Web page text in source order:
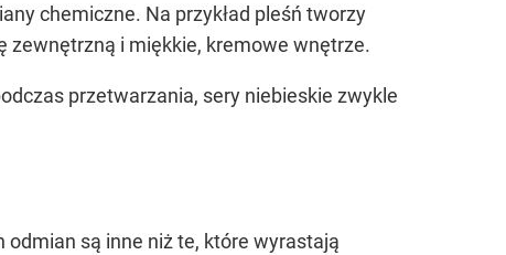
chemiczne. Na przykład pleśń tworzy
zewnętrzną i miękkie, kremowe wnętrze.
przetwarzania, sery niebieskie zwykle
są inne niż te, które wyrastają